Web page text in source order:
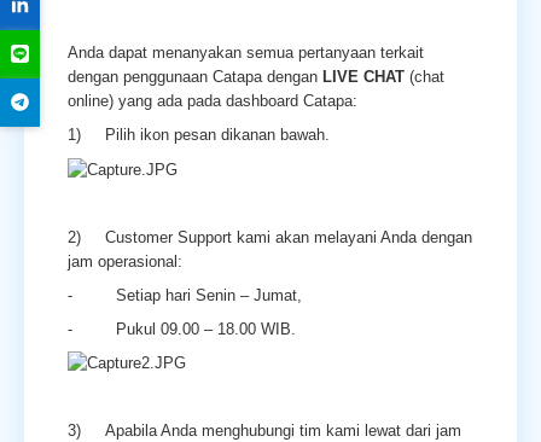
Anda dapat menanyakan semua pertanyaan terkait
dengan penggunaan Catapa dengan LIVE CHAT (chat
online) yang ada pada dashboard Catapa:
1) Pilih ikon pesan dikanan bawah.
2) Customer Support kami akan melayani Anda dengan
jam operasional:
- Setiap hari Senin – Jumat,
- Pukul 09.00 – 18.00 WIB.
3) Apabila Anda menghubungi tim kami lewat dari jam